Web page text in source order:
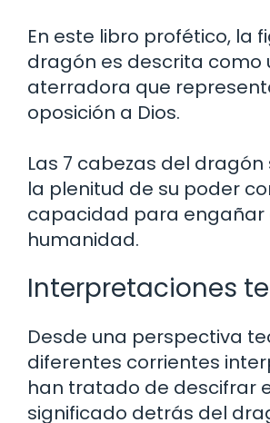
En este libro profético, la
dragón es descrita como
aterradora que
oposición a Dios.
Las 7 cabezas del dragón
la plenitud de su poder
capacidad para engañar
humanidad.
Interpretaciones
Desde una perspectiva
diferentes corrientes
han tratado de descifrar
significado detrás del